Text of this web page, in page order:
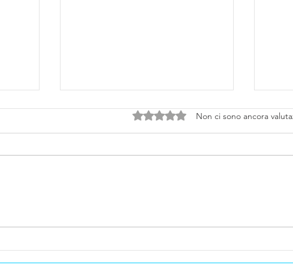
Valutazione 0 stelle su 5.
Non ci sono ancora